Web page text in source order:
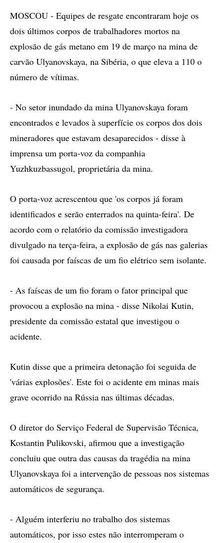
MOSCOU - Equipes de resgate encontraram hoje os
dois últimos corpos de trabalhadores mortos na
explosão de gás metano em 19 de março na mina de
carvão Ulyanovskaya, na Sibéria, o que eleva a 110 o
número de vítimas.
- No setor inundado da mina Ulyanovskaya foram
encontrados e levados à superfície os corpos dos dois
mineradores que estavam desaparecidos - disse à
imprensa um porta-voz da companhia
Yuzhkuzbassugol, proprietária da mina.
O porta-voz acrescentou que 'os corpos já foram
identificados e serão enterrados na quinta-feira'. De
acordo com o relatório da comissão investigadora
divulgado na terça-feira, a explosão de gás nas galerias
foi causada por faíscas de um fio elétrico sem isolante.
- As faíscas de um fio foram o fator principal que
provocou a explosão na mina - disse Nikolai Kutin,
presidente da comissão estatal que investigou o
acidente.
Kutin disse que a primeira detonação foi seguida de
'várias explosões'. Este foi o acidente em minas mais
grave ocorrido na Rússia nas últimas décadas.
O diretor do Serviço Federal de Supervisão Técnica,
Kostantin Pulikovski, afirmou que a investigação
concluiu que outra das causas da tragédia na mina
Ulyanovskaya foi a intervenção de pessoas nos sistemas
automáticos de segurança.
- Alguém interferiu no trabalho dos sistemas
automáticos, por isso estes não interromperam o